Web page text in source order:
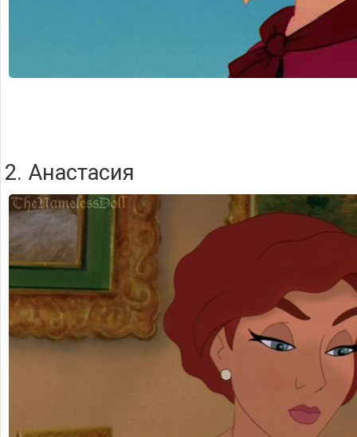
2. Анастасия